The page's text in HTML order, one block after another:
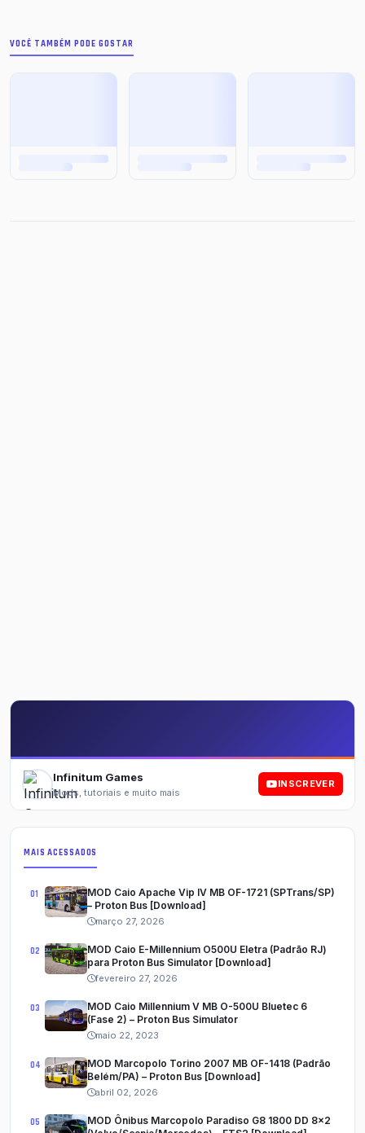
VOCÊ TAMBÉM PODE GOSTAR
Infinitum Games
Mods, tutoriais e muito mais
INSCREVER
MAIS ACESSADOS
MOD Caio Apache Vip IV MB OF-1721 (SPTrans/SP)
– Proton Bus [Download]
março 27, 2026
MOD Caio E-Millennium O500U Eletra (Padrão RJ)
para Proton Bus Simulator [Download]
fevereiro 27, 2026
MOD Caio Millennium V MB O-500U Bluetec 6
(Fase 2) – Proton Bus Simulator
maio 22, 2023
MOD Marcopolo Torino 2007 MB OF-1418 (Padrão
Belém/PA) – Proton Bus [Download]
abril 02, 2026
MOD Ônibus Marcopolo Paradiso G8 1800 DD 8x2